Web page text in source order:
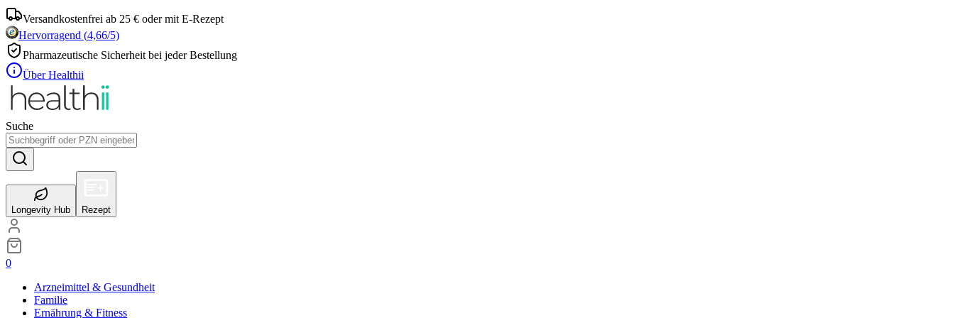
Versandkostenfrei ab 25 € oder mit E-Rezept
Hervorragend (4,66/5)
Pharmazeutische Sicherheit bei jeder Bestellung
Über Healthii
Suche
Longevity Hub Rezept
0
Arzneimittel & Gesundheit
Familie
Ernährung & Fitness